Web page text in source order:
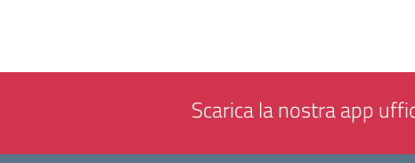
Scarica la nostra app